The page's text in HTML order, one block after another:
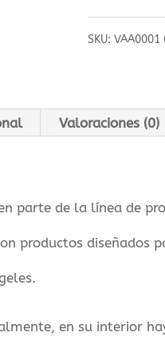
cantidad
SKU:VAA0001
Valoraciones (0)
parte de la línea de
productos diseñados
en su interior